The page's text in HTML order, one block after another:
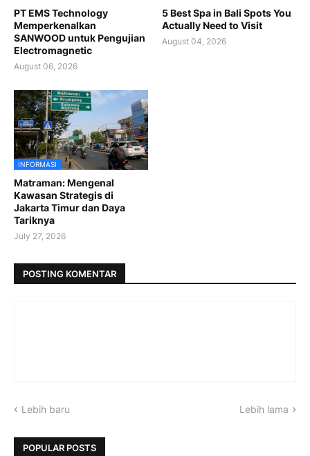
PT EMS Technology
Memperkenalkan
SANWOOD untuk Pengujian
Electromagnetic
August 06, 2026
5 Best Spa in Bali Spots You
Actually Need to Visit
August 04, 2026
INFORMASI
Matraman: Mengenal
Kawasan Strategis di
Jakarta Timur dan Daya
Tariknya
July 27, 2026
POSTING KOMENTAR
Lebih baru Lebih lama
POPULAR POSTS